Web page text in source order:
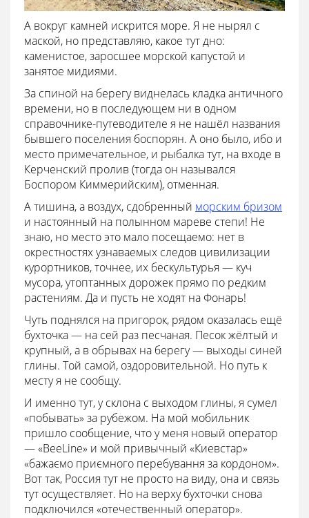
А вокруг камней искрится море. Я не нырял с
маской, но представляю, какое тут дно:
каменистое, заросшее морской капустой и
занятое мидиями.
За спиной на берегу виднелась кладка античного
времени, но в последующем ни в одном
справочнике-путеводителе я не нашёл названия
бывшего поселения боспорян. А оно было, ибо и
место примечательное, и рыбалка тут, на входе в
Керченский пролив (тогда он назывался
Боспором Киммерийским), отменная.
А тишина, а воздух, сдобренный морским бризом
и настоянный на полынном мареве степи! Не
знаю, но место это мало посещаемо: нет в
окрестностях узнаваемых следов цивилизации
курортников, точнее, их бескультурья — куч
мусора, утоптанных дорожек прямо по редким
растениям. Да и пусть не ходят на Фонарь!
Чуть поднялся на пригорок, рядом оказалась ещё
бухточка — на сей раз песчаная. Песок жёлтый и
крупный, а в обрывах на берегу — выходы синей
глины. Той самой, оздоровительной. Но путь к
месту я не сообщу.
И именно тут, у склона с выходом глины, я сумел
«побывать» за рубежом. На мой мобильник
пришло сообщение, что у меня новый оператор
— «ВееLine» и мой привычный «Киевстар»
«бажаємо приємного перебування за кордоном».
Вот так, Россия тут не просто на виду, она и связь
тут осуществляет. Но на верху бухточки снова
подключился «отечественный оператор».